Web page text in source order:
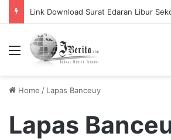
Link Download Surat Edaran Libur
Menu
Home / Lapas Banceuy
Lapas